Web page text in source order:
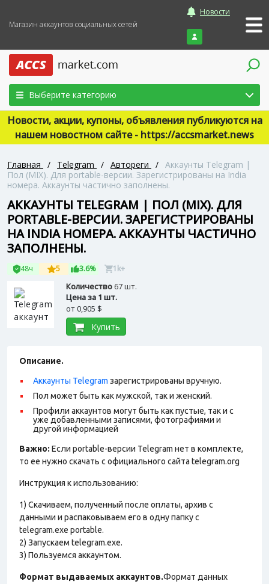
Магазин аккаунтов социальных сетей
Новости
Войти
Выберите категорию
Новости, акции, купоны, объявления публикуются на
нашем новостном сайте - https://accsmarket.news
Главная / Telegram / Автореги / Аккаунты Telegram |
Пол (MIX). Для portable-версии. Зарегистрированы на India
номера. Аккаунты частично заполнены.
АККАУНТЫ TELEGRAM | ПОЛ (MIX). ДЛЯ
PORTABLE-ВЕРСИИ. ЗАРЕГИСТРИРОВАНЫ
НА INDIA НОМЕРА. АККАУНТЫ ЧАСТИЧНО
ЗАПОЛНЕНЫ.
48ч 5 3.6% 1k+
Количество 67 шт.
Цена за 1 шт.
от0,905 $
Купить
Описание.
Аккаунты Telegram зарегистрированы вручную.
Пол может быть как мужской, так и женский.
Профили аккаунтов могут быть как пустые, так и с
уже добавленными записями, фотографиями и
другой информацией
Важно: Если portable-версии Telegram нет в комплекте,
то ее нужно скачать с официального сайта telegram.org
Инструкция к использованию:
1) Скачиваем, полученный после оплаты, архив с
данными и распаковываем его в одну папку с
telegram.exe portable.
2) Запускаем telegram.exe.
3) Пользуемся аккаунтом.
Формат выдаваемых аккаунтов.Формат данных